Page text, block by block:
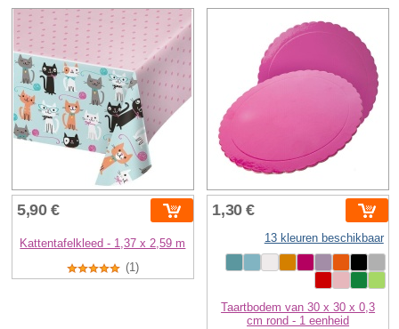
5,90 €
Kattentafelkleed - 1,37 x 2,59 m
(1)
1,30 €
13 kleuren beschikbaar
Taartbodem van 30 x 30 x 0,3
cm rond - 1 eenheid